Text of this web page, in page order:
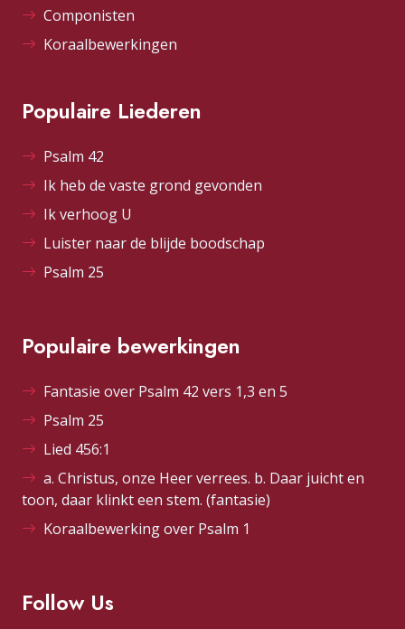
Componisten
Koraalbewerkingen
Populaire Liederen
Psalm 42
Ik heb de vaste grond gevonden
Ik verhoog U
Luister naar de blijde boodschap
Psalm 25
Populaire bewerkingen
Fantasie over Psalm 42 vers 1,3 en 5
Psalm 25
Lied 456:1
a. Christus, onze Heer verrees. b. Daar juicht en
toon, daar klinkt een stem. (fantasie)
Koraalbewerking over Psalm 1
Follow Us